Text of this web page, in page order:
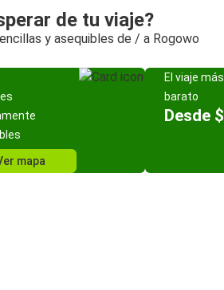
de tu viaje?
y asequibles de / a Rogowo
mapa
El viaje más
barato
Desde